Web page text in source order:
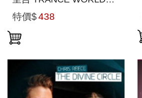
11-MIXED BY ASHLEY
WALLBRIDG
特價$438